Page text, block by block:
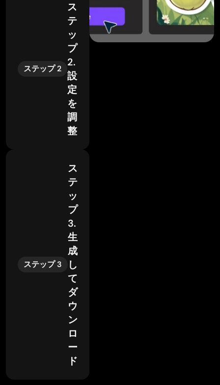
ステップ 2
ス
テ
ッ
プ
2.
設
定
を
調
整
ステップ 3
ス
テ
ッ
プ
3.
生
成
し
て
ダ
ウ
ン
ロ
ー
ド